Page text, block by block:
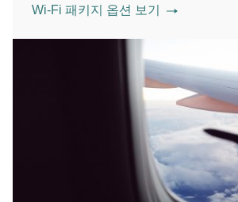
Wi-Fi 패키지 옵션 보기